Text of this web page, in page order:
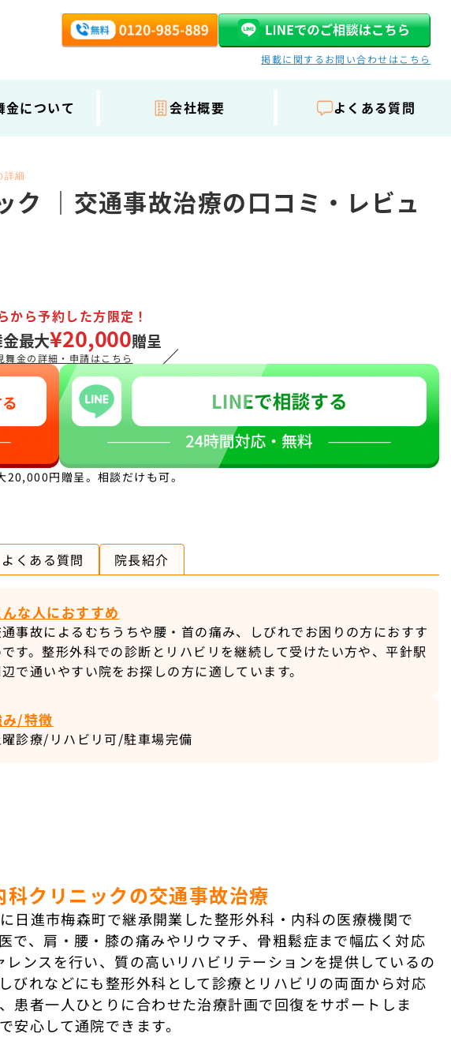
掲載に関するお問い合わせはこちら
金について 会社概要 よくある質問
詳細
ク ｜交通事故治療の口コミ・レビュ
から予約した方限定！
最大¥20,000贈呈
舞金の詳細・申請はこちら ／
20,000円贈呈。相談だけも可。
よくある質問 院長紹介
んな人におすすめ
通事故によるむちうちや腰・首の痛み、しびれでお困りの方におすす
です。整形外科での診断とリハビリを継続して受けたい方や、平針駅
で通いやすい院をお探しの方に適しています。
み/特徴
診療/リハビリ可/駐車場完備
クリニックの交通事故治療
日進市梅森町で継承開業した整形外科・内科の医療機関で
で、肩・腰・膝の痛みやリウマチ、骨粗鬆症まで幅広く対応
ンスを行い、質の高いリハビリテーションを提供しているの
びれなどにも整形外科として診療とリハビリの両面から対応
患者一人ひとりに合わせた治療計画で回復をサポートしま
心して通院できます。